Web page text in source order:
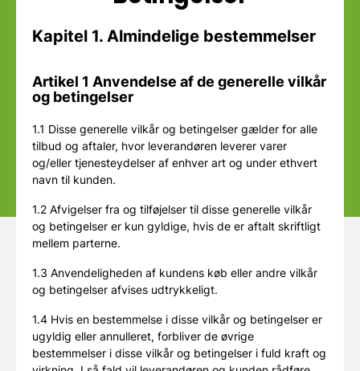
Kapitel 1. Almindelige bestemmelser
Artikel 1 Anvendelse af de generelle vilkår
og betingelser
1.1 Disse generelle vilkår og betingelser gælder for alle
tilbud og aftaler, hvor leverandøren leverer varer
og/eller tjenesteydelser af enhver art og under ethvert
navn til kunden.
1.2 Afvigelser fra og tilføjelser til disse generelle vilkår
og betingelser er kun gyldige, hvis de er aftalt skriftligt
mellem parterne.
1.3 Anvendeligheden af kundens køb eller andre vilkår
og betingelser afvises udtrykkeligt.
1.4 Hvis en bestemmelse i disse vilkår og betingelser er
ugyldig eller annulleret, forbliver de øvrige
bestemmelser i disse vilkår og betingelser i fuld kraft og